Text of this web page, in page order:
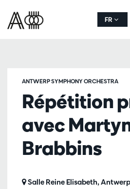
FR
Répétition
avec
Brabbins
ANTWERP SYMPHONY ORCHESTRA
Salle Reine Elisabeth,